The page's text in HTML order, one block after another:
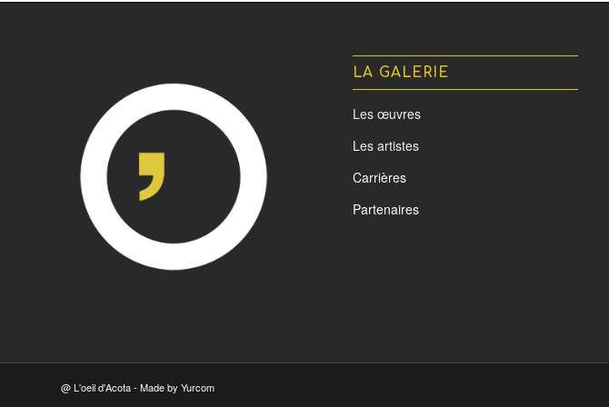
LA GALERIE
Les œuvres
Les artistes
Carrières
Partenaires
@ L'oeil d'Acota - Made by Yurcom